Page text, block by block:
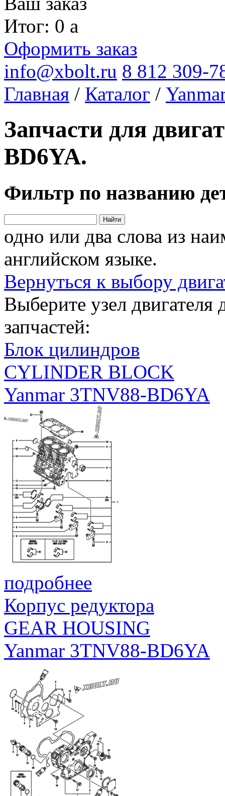
Итог: 0 a
Оформить заказ
info@xbolt.ru 8 812 309-
Главная / Каталог /
Запчасти для
BD6YA.
Фильтр по названию
Найти
одно или два слова из
английском языке.
Вернуться к выбору
Выберите узел
запчастей:
Блок цилиндров
CYLINDER BLOCK
Yanmar 3TNV88-BD6YA
подробнее
Корпус редуктора
GEAR HOUSING
Yanmar 3TNV88-BD6YA